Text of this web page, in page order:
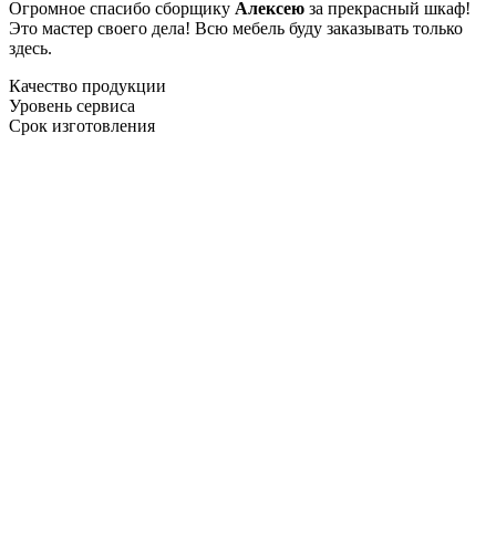
Огромное спасибо сборщику Алексею за прекрасный шкаф!
Это мастер своего дела! Всю мебель буду заказывать только
здесь.
Качество продукции
Уровень сервиса
Срок изготовления